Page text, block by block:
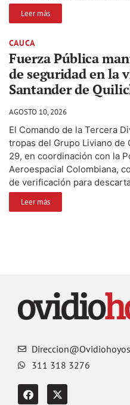
Leer más
CAUCA
Fuerza Pública
de seguridad en la
Santander de
AGOSTO 10, 2026
El Comando de la Tercera
tropas del Grupo Liviano de
29, en coordinación con la
Aeroespacial Colombiana,
de verificación para
Leer más
311 318 3276